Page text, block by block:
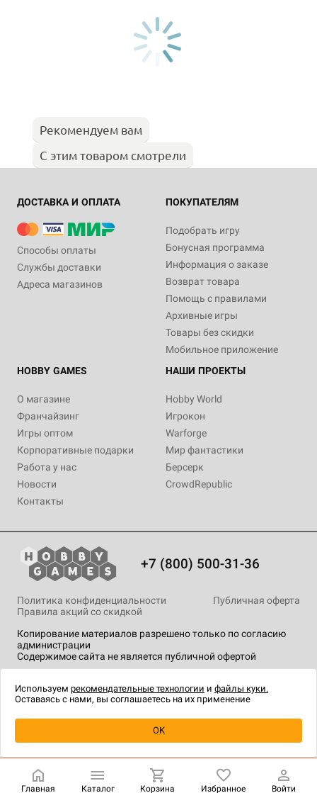
Уведомить о наличии
Рекомендуем вам
С этим товаром смотрели
ДОСТАВКА И ОПЛАТА
Способы оплаты
Службы доставки
Адреса магазинов
ПОКУПАТЕЛЯМ
Подобрать игру
Бонусная программа
Информация о заказе
Возврат товара
Помощь с правилами
Архивные игры
Товары без скидки
Мобильное приложение
HOBBY GAMES
О магазине
Франчайзинг
Игры оптом
Корпоративные подарки
Работа у нас
Новости
Контакты
НАШИ ПРОЕКТЫ
Hobby World
Игрокон
Warforge
Мир фантастики
Берсерк
CrowdRepublic
+7 (800) 500-31-36
Копирование материалов разрешено только по согласию
администрации
Содержимое сайта не является публичной офертой
Политика конфиденциальности
Публичная оферта
Правила акций со скидкой
технологии.
Главная Каталог Корзина Избранное Войти
Используем рекомендательные технологии и файлы куки.
Оставаясь с нами, вы соглашаетесь на их применение
OK